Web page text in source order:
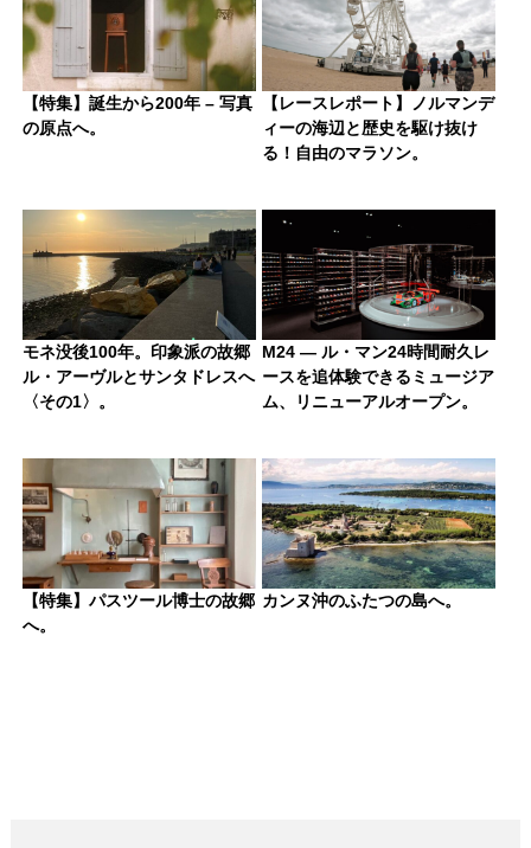
【特集】誕生から200年 – 写真
の原点へ。
【レースレポート】ノルマンデ
ィーの海辺と歴史を駆け抜け
る！自由のマラソン。
モネ没後100年。印象派の故郷
ル・アーヴルとサンタドレスへ
〈その1〉。
M24 — ル・マン24時間耐久レ
ースを追体験できるミュージア
ム、リニューアルオープン。
【特集】パスツール博士の故郷
へ。
カンヌ沖のふたつの島へ。